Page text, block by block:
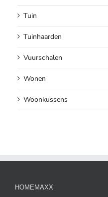
Tuin
Tuinhaarden
Vuurschalen
Wonen
Woonkussens
HOMEMAXX